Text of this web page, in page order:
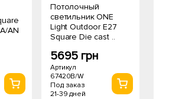
AN
Потолочный
светильник ONE
Light Outdoor E27
Square Die cast ..
5695 грн
Артикул
67420B/W
Под заказ
21-39 дней